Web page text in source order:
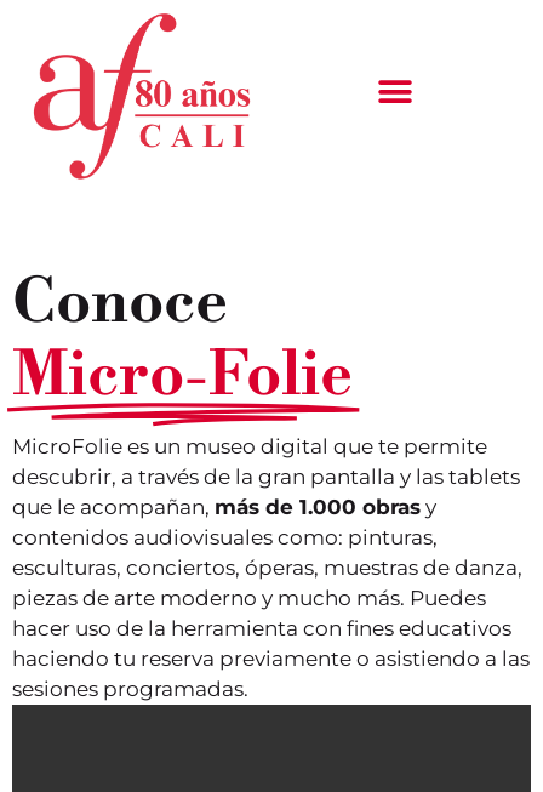
Conoce
Micro-Folie
MicroFolie es un museo digital que te permite
descubrir, a través de la gran pantalla y las tablets
que le acompañan, más de 1.000 obras y
contenidos audiovisuales como: pinturas,
esculturas, conciertos, óperas, muestras de danza,
piezas de arte moderno y mucho más. Puedes
hacer uso de la herramienta con fines educativos
haciendo tu reserva previamente o asistiendo a las
sesiones programadas.